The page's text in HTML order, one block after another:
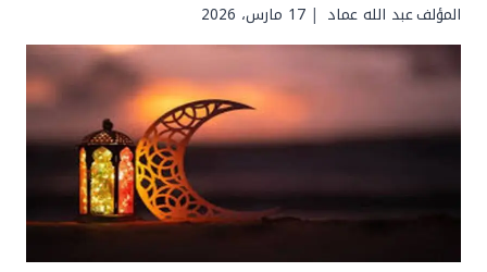
المؤلفعبد الله عماد 17 مارس، 2026